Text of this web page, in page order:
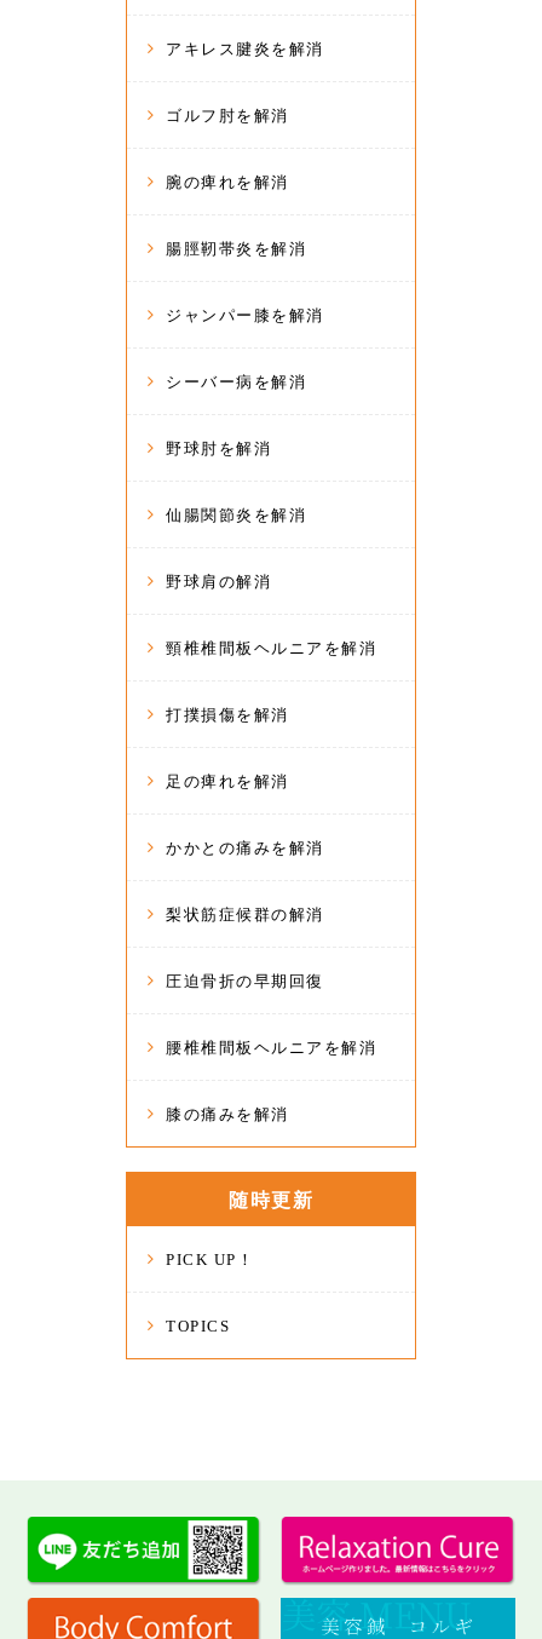
アキレス腱炎を解消
ゴルフ肘を解消
腕の痺れを解消
腸脛靭帯炎を解消
ジャンパー膝を解消
シーバー病を解消
野球肘を解消
仙腸関節炎を解消
野球肩の解消
頸椎椎間板ヘルニアを解消
打撲損傷を解消
足の痺れを解消
かかとの痛みを解消
梨状筋症候群の解消
圧迫骨折の早期回復
腰椎椎間板ヘルニアを解消
膝の痛みを解消
随時更新
PICK UP！
TOPICS